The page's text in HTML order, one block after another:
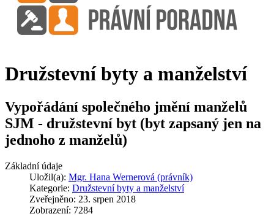
Družstevní byty a manželství
Vypořádání společného jmění manželů
SJM - družstevní byt (byt zapsaný jen na
jednoho z manželů)
Základní údaje
Uložil(a): Mgr. Hana Wernerová (právník)
Kategorie: Družstevní byty a manželství
Zveřejněno: 23. srpen 2018
Zobrazení: 7284